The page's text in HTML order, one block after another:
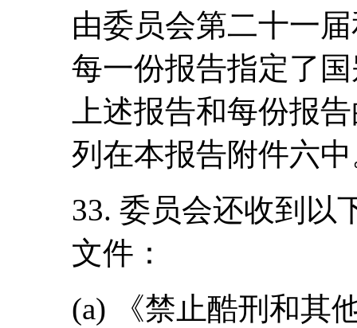
由委员会第二十一
每一份报告指定了
上述报告和每份报
列在本报告附件六
33. 委员会还收到以
文件：
(a) 《禁止酷刑和其